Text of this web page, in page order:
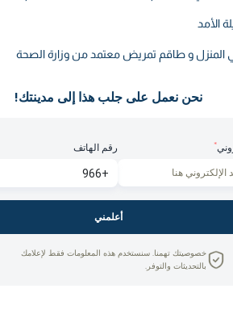
الأمد
المنزل و طاقم تمريض معتمد من وزارة الصحة
نحن نعمل على جلب هذا إلى مدينتك!
* رقم الهاتف
أعلمني
خصوصيتك تهمنا. سنستخدم هذه المعلومات فقط لإعلامك
بالتحديثات والتوفر.